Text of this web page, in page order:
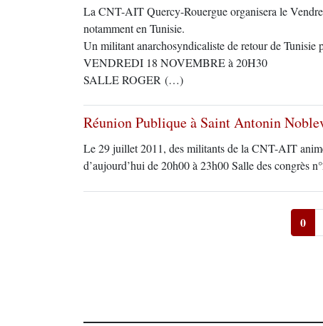
La CNT-AIT Quercy-Rouergue organisera le
notamment en Tunisie.
Un militant anarchosyndicaliste de retour de
VENDREDI 18 NOVEMBRE à 20H30
SALLE ROGER (…)
Réunion Publique à Saint Antonin
Le 29 juillet 2011, des militants de la CNT-AIT
d’aujourd’hui de 20h00 à 23h00 Salle des congrès
0